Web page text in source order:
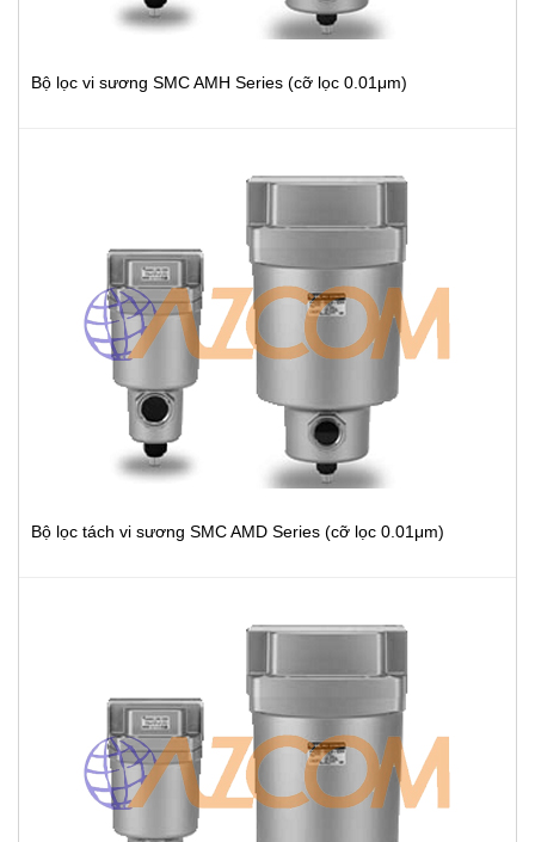
Bộ lọc vi sương SMC AMH Series (cỡ lọc 0.01μm)
Bộ lọc tách vi sương SMC AMD Series (cỡ lọc 0.01μm)